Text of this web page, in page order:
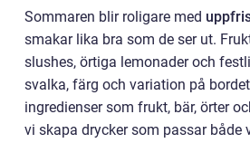
Sommaren blir roligare med
smakar lika bra som de ser ut.
slushes, örtiga lemonader och
svalka, färg och variation på
ingredienser som frukt, bär, örter
vi skapa drycker som passar både